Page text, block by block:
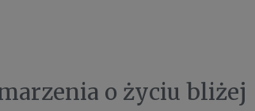
o życiu bliżej